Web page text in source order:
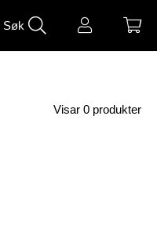
Søk
Visar 0 produkter